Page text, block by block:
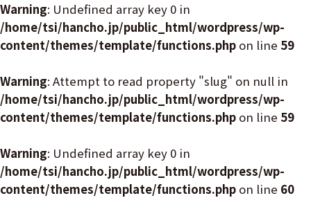
Warning: Undefined array key 0 in
/home/tsi/hancho.jp/public_html/wordpress/wp-
content/themes/template/functions.php on line 59
Warning: Attempt to read property "slug" on null in
/home/tsi/hancho.jp/public_html/wordpress/wp-
content/themes/template/functions.php on line 59
Warning: Undefined array key 0 in
/home/tsi/hancho.jp/public_html/wordpress/wp-
content/themes/template/functions.php on line 60